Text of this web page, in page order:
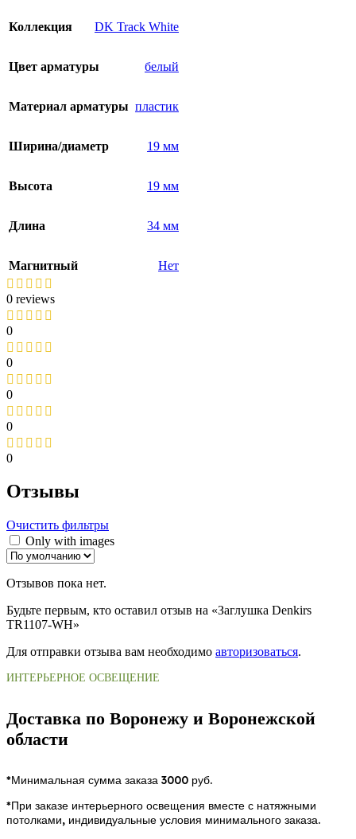
Коллекция DK Track White
Цвет арматуры белый
Материал арматуры пластик
Ширина/диаметр 19 мм
Высота 19 мм
Длина 34 мм
Магнитный Нет
0 reviews
0
0
0
0
0
Отзывы
Очистить фильтры
Only with images
Отзывов пока нет.
Будьте первым, кто оставил отзыв на «Заглушка Denkirs
TR1107-WH»
Для отправки отзыва вам необходимо авторизоваться.
ИНТЕРЬЕРНОЕ ОСВЕЩЕНИЕ
Доставка по Воронежу и Воронежской
области
*Минимальная сумма заказа 3000 руб.
*При заказе интерьерного освещения вместе с натяжными
потолками, индивидуальные условия минимального заказа.